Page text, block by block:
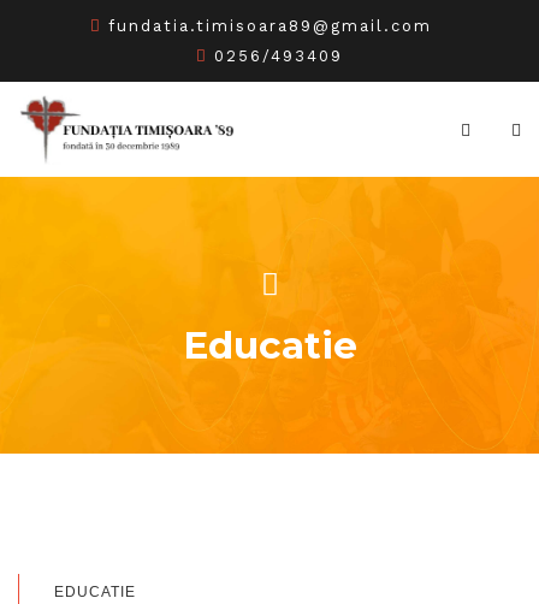
fundatia.timisoara89@gmail.com
0256/493409
Educatie
EDUCATIE